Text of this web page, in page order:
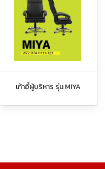
เก้าอี้ผู้บริหาร รุ่น MIYA